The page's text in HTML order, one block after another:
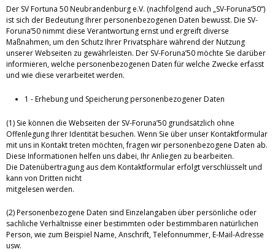
Der SV Fortuna 50 Neubrandenburg e.V. (nachfolgend auch „SV-Foruna‘50“)
ist sich der Bedeutung Ihrer personenbezogenen Daten bewusst. Die SV-
Foruna’50 nimmt diese Verantwortung ernst und ergreift diverse
Maßnahmen, um den Schutz Ihrer Privatsphäre während der Nutzung
unserer Webseiten zu gewährleisten. Der SV-Foruna’50 möchte Sie darüber
informieren, welche personenbezogenen Daten für welche Zwecke erfasst
und wie diese verarbeitet werden.
1 - Erhebung und Speicherung personenbezogener Daten
(1) Sie können die Webseiten der SV-Foruna’50 grundsätzlich ohne
Offenlegung Ihrer Identität besuchen. Wenn Sie über unser Kontaktformular
mit uns in Kontakt treten möchten, fragen wir personenbezogene Daten ab.
Diese Informationen helfen uns dabei, Ihr Anliegen zu bearbeiten.
Die Datenübertragung aus dem Kontaktformular erfolgt verschlüsselt und
kann von Dritten nicht
mitgelesen werden.
(2) Personenbezogene Daten sind Einzelangaben über persönliche oder
sachliche Verhältnisse einer bestimmten oder bestimmbaren natürlichen
Person, wie zum Beispiel Name, Anschrift, Telefonnummer, E-Mail-Adresse
usw.